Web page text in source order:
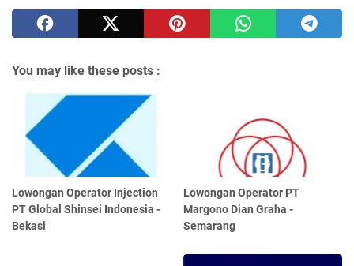
You may like these posts :
Lowongan Operator Injection
PT Global Shinsei Indonesia -
Bekasi
Lowongan Operator PT
Margono Dian Graha -
Semarang